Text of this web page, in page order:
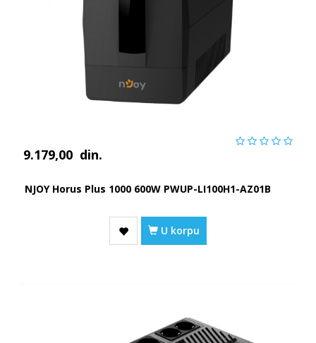
9.179,00 din.
NJOY Horus Plus 1000 600W PWUP-LI100H1-AZ01B
U korpu